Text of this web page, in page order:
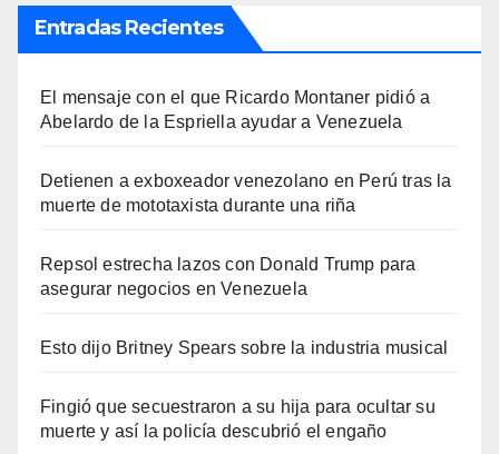
Entradas Recientes
El mensaje con el que Ricardo Montaner pidió a
Abelardo de la Espriella ayudar a Venezuela
Detienen a exboxeador venezolano en Perú tras la
muerte de mototaxista durante una riña
Repsol estrecha lazos con Donald Trump para
asegurar negocios en Venezuela
Esto dijo Britney Spears sobre la industria musical
Fingió que secuestraron a su hija para ocultar su
muerte y así la policía descubrió el engaño